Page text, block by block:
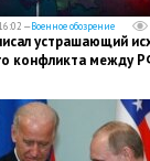
—Военное обозрение
устрашающий
конфликта между